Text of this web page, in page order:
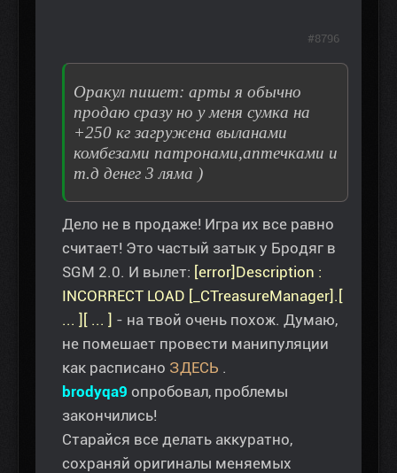
Оракул пишет: арты я обычно
продаю сразу но у меня сумка на
+250 кг загружена выланами
комбезами патронами,аптечками и
т.д денег 3 ляма )
Дело не в продаже! Игра их все равно
считает! Это частый затык у Бродяг в
SGM 2.0. И вылет: [error]Description :
INCORRECT LOAD [_CTreasureManager].[
... ][ ... ] - на твой очень похож. Думаю,
не помешает провести манипуляции
как расписано ЗДЕСЬ .
brodyqa9 опробовал, проблемы
закончились!
Старайся все делать аккуратно,
сохраняй оригиналы меняемых
#8796